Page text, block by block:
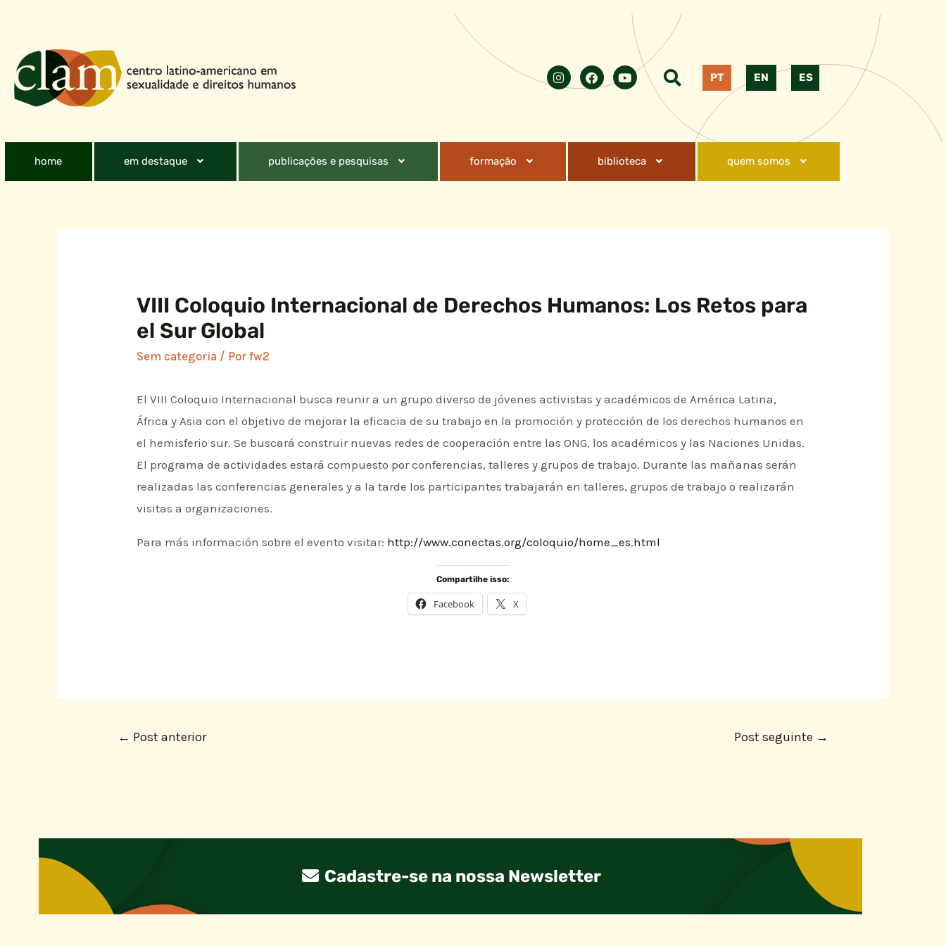
PT EN ES
home em destaque publicações e pesquisas formação biblioteca quem somos
VIII Coloquio Internacional de Derechos Humanos: Los Retos para
el Sur Global
Sem categoria / Porfw2
El VIII Coloquio Internacional busca reunir a un grupo diverso de jóvenes activistas y académicos de América Latina,
África y Asia con el objetivo de mejorar la eficacia de su trabajo en la promoción y protección de los derechos humanos en
el hemisferio sur. Se buscará construir nuevas redes de cooperación entre las ONG, los académicos y las Naciones Unidas.
El programa de actividades estará compuesto por conferencias, talleres y grupos de trabajo. Durante las mañanas serán
realizadas las conferencias generales y a la tarde los participantes trabajarán en talleres, grupos de trabajo o realizarán
visitas a organizaciones.
Para más información sobre el evento visitar: http://www.conectas.org/coloquio/home_es.html
Compartilhe isso:
Facebook X
← Post anterior Post seguinte →
Cadastre-se na nossa Newsletter